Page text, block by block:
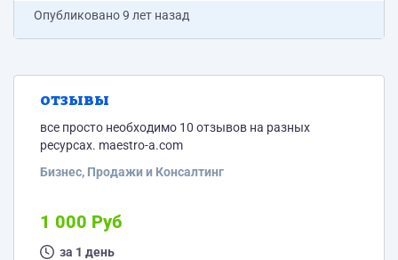
Опубликовано9 лет назад
отзывы
все просто необходимо 10 отзывов на разных
ресурсах. maestro-a.com
Бизнес, Продажи и Консалтинг
1 000 Руб
за 1 день